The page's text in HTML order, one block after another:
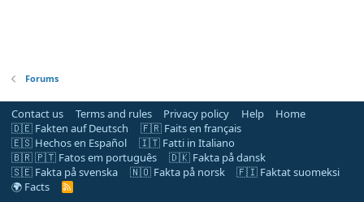
Forums
Contact us Terms and rules Privacy policy Help
Home
🇩🇪 Fakten auf Deutsch
🇫🇷 Faits en français
🇪🇸 Hechos en Español
🇮🇹 Fatti in Italiano
🇧🇷 🇵🇹 Fatos em português
🇩🇰 Fakta på dansk
🇸🇪 Fakta på svenska
🇳🇴 Fakta på norsk
🇫🇮 Faktat suomeksi
🌍 Facts
R